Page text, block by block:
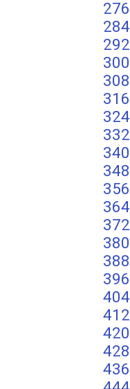
276
284
292
300
308
316
324
332
340
348
356
364
372
380
388
396
404
412
420
428
436